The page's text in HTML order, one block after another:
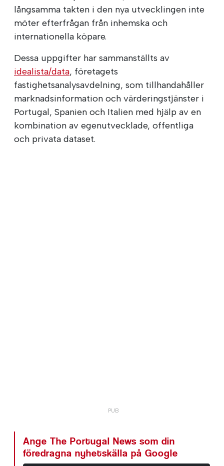
långsamma takten i den nya utvecklingen inte
möter efterfrågan från inhemska och
internationella köpare.
Dessa uppgifter har sammanställts av
idealista/data, företagets
fastighetsanalysavdelning, som tillhandahåller
marknadsinformation och värderingstjänster i
Portugal, Spanien och Italien med hjälp av en
kombination av egenutvecklade, offentliga
och privata dataset.
Ange The Portugal News som din
föredragna nyhetskälla på Google